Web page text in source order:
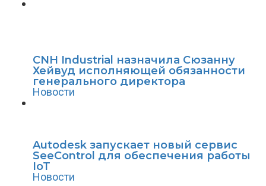
CNH Industrial назначила Сюзанну
Хейвуд исполняющей обязанности
генерального директора
Новости
Autodesk запускает новый сервис
SeeControl для обеспечения работы
IoT
Новости